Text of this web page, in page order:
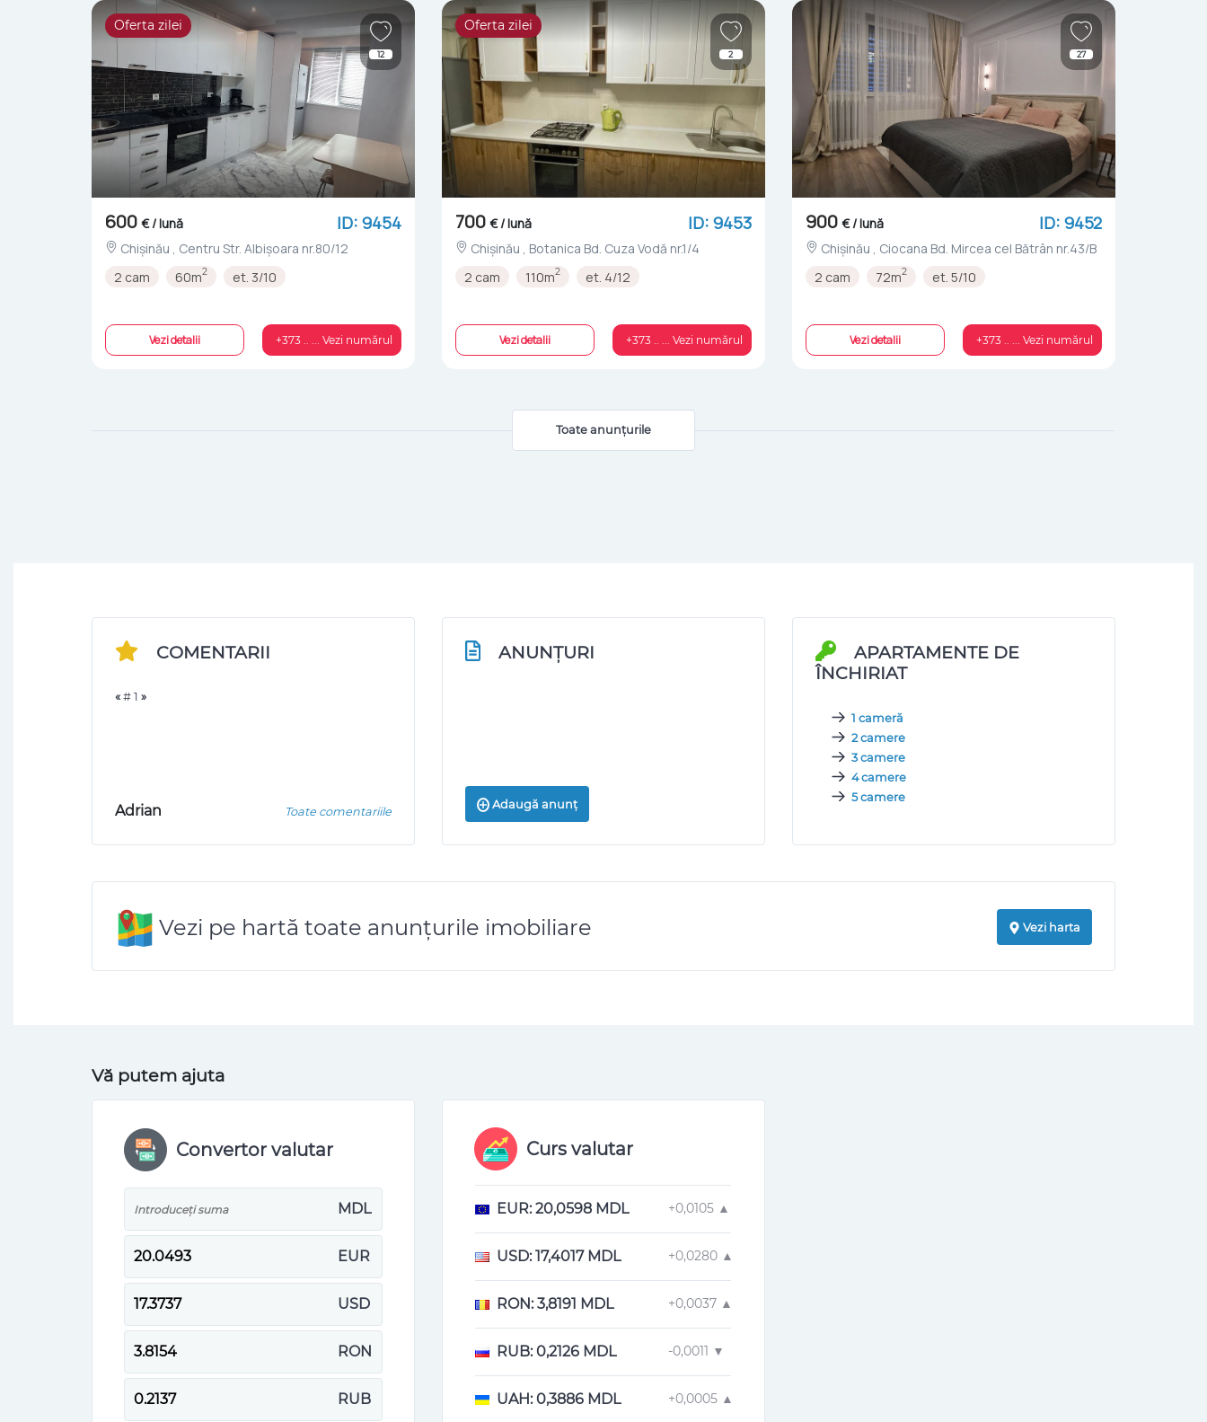
12
Oferta zilei
600 € / lună ID: 9454
Chișinău , Centru Str. Albișoara nr.80/12
2 cam
60m2 et. 3/10
Vezi detalii +373 .. ... Vezi numărul
2
Oferta zilei
700 € / lună ID: 9453
Chișinău , Botanica Bd. Cuza Vodă nr.1/4
2 cam
110m2 et. 4/12
Vezi detalii +373 .. ... Vezi numărul
27
900 € / lună ID: 9452
Chișinău , Ciocana Bd. Mircea cel Bătrân nr.43/B
2 cam
72m2 et. 5/10
Vezi detalii +373 .. ... Vezi numărul
Toate anunțurile
COMENTARII
«# 1 »
Adrian Toate comentariile
ANUNȚURI
Adaugă anunț
APARTAMENTE DE
ÎNCHIRIAT
1 cameră
2 camere
3 camere
4 camere
5 camere
Vezi pe hartă toate anunțurile imobiliare Vezi harta
Vă putem ajuta
Convertor valutar
MDL
EUR
USD
RON
RUB
Curs valutar
EUR: 20,0598 MDL +0,0105 ▲
USD: 17,4017 MDL +0,0280 ▲
RON: 3,8191 MDL +0,0037 ▲
RUB: 0,2126 MDL -0,0011 ▼
UAH: 0,3886 MDL +0,0005 ▲